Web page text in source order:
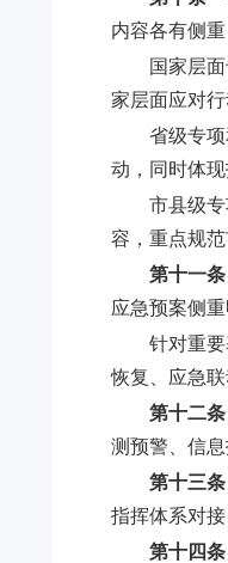
内容各有侧
国家层
家层面应对
省级专
动，同时体现
市县级
容，重点规
第十一条
应急预案侧
针对重
恢复、应急联
第十二条
测预警、信
第十三条
指挥体系对
第十四条